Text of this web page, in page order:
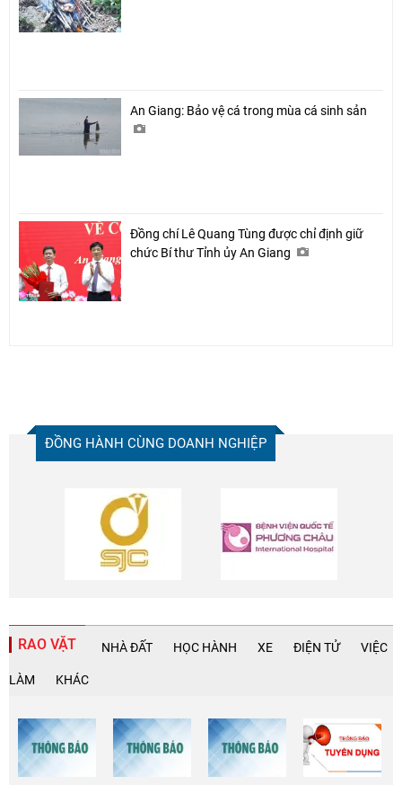
An Giang: Bảo vệ cá trong mùa cá sinh sản
Đồng chí Lê Quang Tùng được chỉ định giữ
chức Bí thư Tỉnh ủy An Giang
ĐỒNG HÀNH CÙNG DOANH NGHIỆP
RAO VẶT NHÀ ĐẤT HỌC HÀNH XE ĐIỆN TỬ VIỆC
LÀM KHÁC